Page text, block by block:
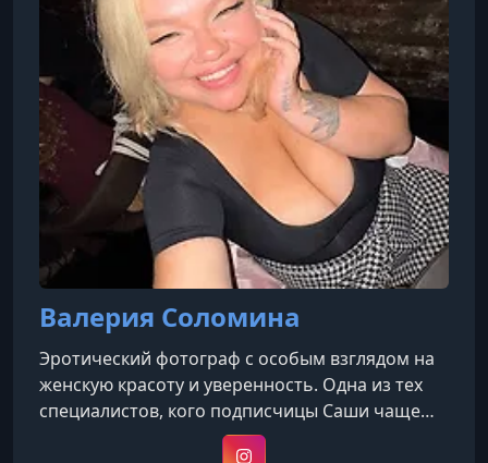
Валерия Соломина
Эротический фотограф с особым взглядом на
женскую красоту и уверенность. Одна из тех
специалистов, кого подписчицы Саши чаще
всего называют своим любимым эротическим